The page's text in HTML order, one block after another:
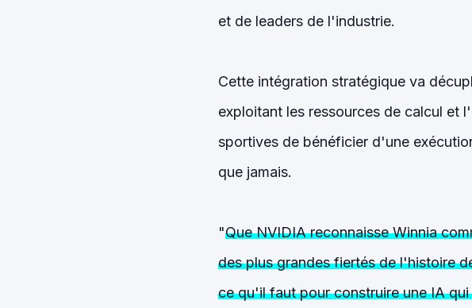
et de leaders de l'industrie.
Cette intégration stratégique va
exploitant les ressources de calcul et
sportives de bénéficier d'une
que jamais.
"Que NVIDIA reconnaisse Winnia
des plus grandes fiertés de l'histoire
ce qu'il faut pour construire une IA